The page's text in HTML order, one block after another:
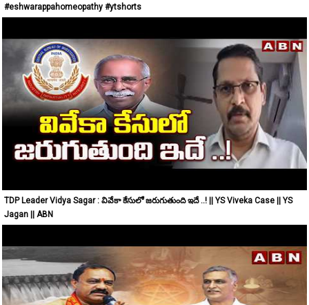
#eshwarappahomeopathy #ytshorts
TDP Leader Vidya Sagar : వివేకా కేసులో జరుగుతుంది ఇదే ..! || YS Viveka Case || YS
Jagan || ABN